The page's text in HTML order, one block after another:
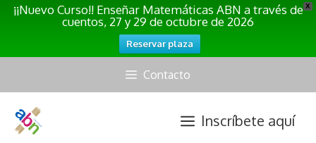
X
¡¡Nuevo Curso!! Enseñar Matemáticas ABN a través de
cuentos, 27 y 29 de octubre de 2026
Reservar plaza
contenido
Contacto
Inscríbete aquí